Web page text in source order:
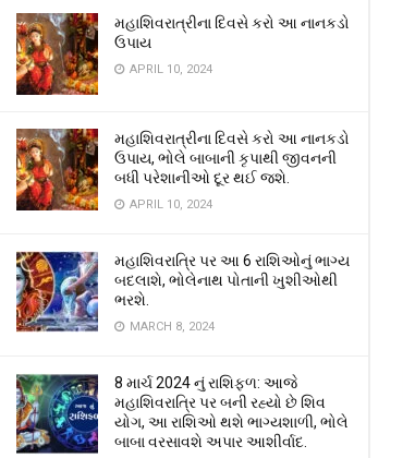
મહાશિવરાત્રીના દિવસે કરો આ નાનકડો
ઉપાય
APRIL 10, 2024
મહાશિવરાત્રીના દિવસે કરો આ નાનકડો
ઉપાય, ભોલે બાબાની કૃપાથી જીવનની
બધી પરેશાનીઓ દૂર થઈ જશે.
APRIL 10, 2024
મહાશિવરાત્રિ પર આ 6 રાશિઓનું ભાગ્ય
બદલાશે, ભોલેનાથ પોતાની ખુશીઓથી
ભરશે.
MARCH 8, 2024
8 માર્ચ 2024 નું રાશિફળ: આજે
મહાશિવરાત્રિ પર બની રહ્યો છે શિવ
યોગ, આ રાશિઓ થશે ભાગ્યશાળી, ભોલે
બાબા વરસાવશે અપાર આશીર્વાદ.